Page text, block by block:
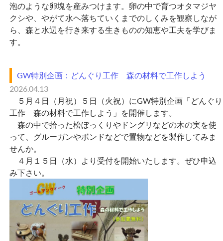
泡のような卵塊を産みつけます。卵の中で育つオタマジヤ
クシや、やがて水ヘ落ちていくまでのしくみを観察しなが
ら、森と水辺を行き来する生きものの知恵や工夫を学びま
す。
GW特別企画：どんぐり工作 森の材料で工作しよう
2026.04.13
５月４日（月祝）５日（火祝）にGW特別企画「どんぐり
工作 森の材料で工作しよう」を開催します。
森の中で拾った松ぼっくりやドングリなどの木の実を使
って、グルーガンやボンドなどで置物などを製作してみま
せんか。
４月１５日（水）より受付を開始いたします。ぜひ申込
み下さい。